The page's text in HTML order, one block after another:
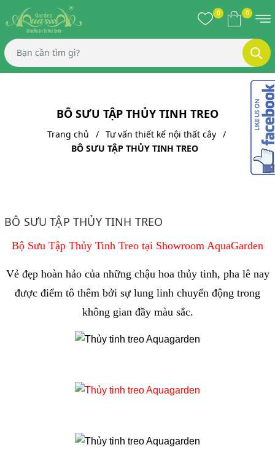
0 0
BÔ SƯU TẬP THỦY TINH TREO
Trang chủ
Tư vấn thiết kế nội thất cây
BÔ SƯU TẬP THỦY TINH TREO
BÔ SƯU TẬP THỦY TINH TREO
Bộ Sưu Tập Thủy Tinh Treo tại Showroom AquaGarden
Vẻ đẹp hoàn hảo của những chậu hoa thủy tinh, pha lê nay
được điểm tô thêm bởi sự lung linh chuyển động trong
không gian đầy màu sắc.